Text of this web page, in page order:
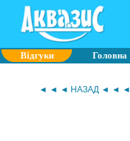
Відгуки Головна
◄ ◄ ◄ НАЗАД ◄ ◄ ◄